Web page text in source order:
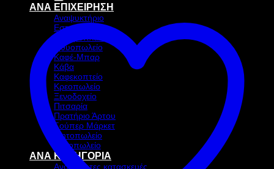
ΑΝΑ ΕΠΙΧΕΙΡΗΣΗ
Αναψυκτήριο
Εστιατόριο
Ζαχαροπλαστείο
Ιχθυοπωλείο
Καφέ-Μπαρ
Κάβα
Καφεκοπτείο
Κρεοπωλείο
Ξενοδοχείο
Πιτσαρία
Πρατήριο Άρτου
Σούπερ Μάρκετ
Ψητοπωλείο
Ανθοπωλείο
ΑΝΑ ΚΑΤΗΓΟΡΙΑ
Ανοξείδωτες κατασκευές